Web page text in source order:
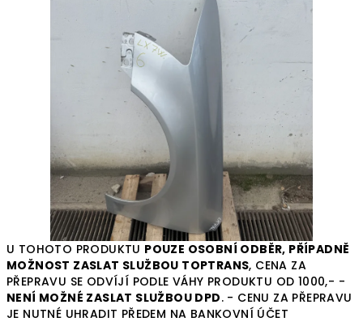
U TOHOTO PRODUKTU POUZE OSOBNÍ ODBĚR, PŘÍPADNĚ
MOŽNOST ZASLAT SLUŽBOU TOPTRANS, CENA ZA
PŘEPRAVU SE ODVÍJÍ PODLE VÁHY PRODUKTU OD 1000,- -
NENÍ MOŽNÉ ZASLAT SLUŽBOU DPD. - CENU ZA PŘEPRAVU
JE NUTNÉ UHRADIT PŘEDEM NA BANKOVNÍ ÚČET
hvězdiček.